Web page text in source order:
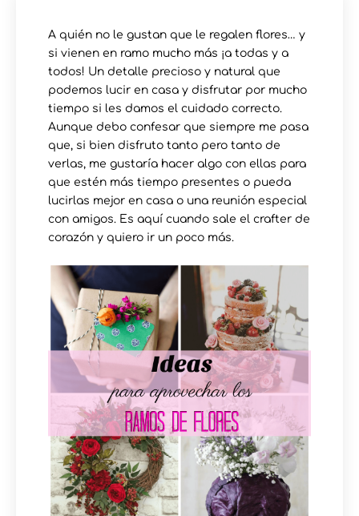
A quién no le gustan que le regalen flores… y
si vienen en ramo mucho más ¡a todas y a
todos! Un detalle precioso y natural que
podemos lucir en casa y disfrutar por mucho
tiempo si les damos el cuidado correcto.
Aunque debo confesar que siempre me pasa
que, si bien disfruto tanto pero tanto de
verlas, me gustaría hacer algo con ellas para
que estén más tiempo presentes o pueda
lucirlas mejor en casa o una reunión especial
con amigos. Es aquí cuando sale el crafter de
corazón y quiero ir un poco más.